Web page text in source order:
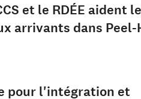
et le RDÉE aident
arrivants dans
pour l'intégration et